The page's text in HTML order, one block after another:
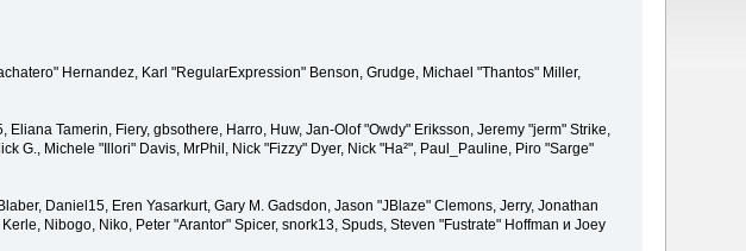
Hernandez, Karl "RegularExpression" Benson, Grudge, Michael "Thantos" Miller,
Tamerin, Fiery, gbsothere, Harro, Huw, Jan-Olof "Owdy" Eriksson, Jeremy "jerm" Strike,
G., Michele "Illori" Davis, MrPhil, Nick "Fizzy" Dyer, Nick "Ha²", Paul_Pauline, Piro "Sarge"
Daniel15, Eren Yasarkurt, Gary M. Gadsdon, Jason "JBlaze" Clemons, Jerry, Jonathan
Nibogo, Niko, Peter "Arantor" Spicer, snork13, Spuds, Steven "Fustrate" Hoffman и Joey